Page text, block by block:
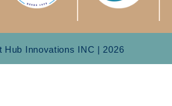
Hub Innovations INC | 2026